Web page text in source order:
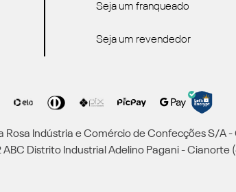
Seja um franqueado
Seja um revendedor
Indústria e Comércio de Confecções S/A -
ABC Distrito Industrial Adelino Pagani -